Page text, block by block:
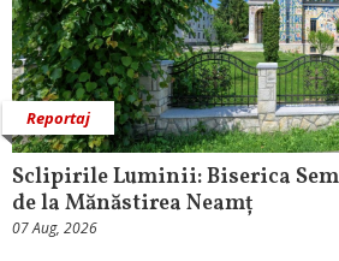
Reportaj
Sclipirile Luminii: Biserica
de la Mănăstirea Neamț
07 Aug, 2026